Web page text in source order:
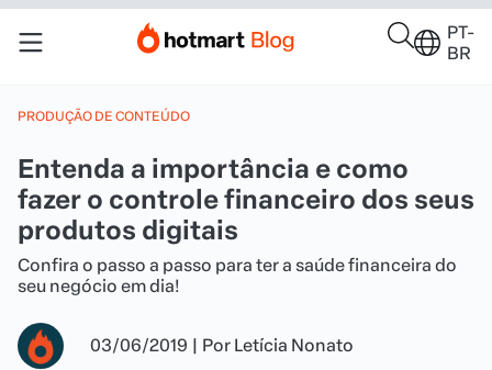
PT-
BR
PRODUÇÃO DE CONTEÚDO
Entenda a importância e como
fazer o controle financeiro dos seus
produtos digitais
Confira o passo a passo para ter a saúde financeira do
seu negócio em dia!
03/06/2019 | Por Letícia Nonato